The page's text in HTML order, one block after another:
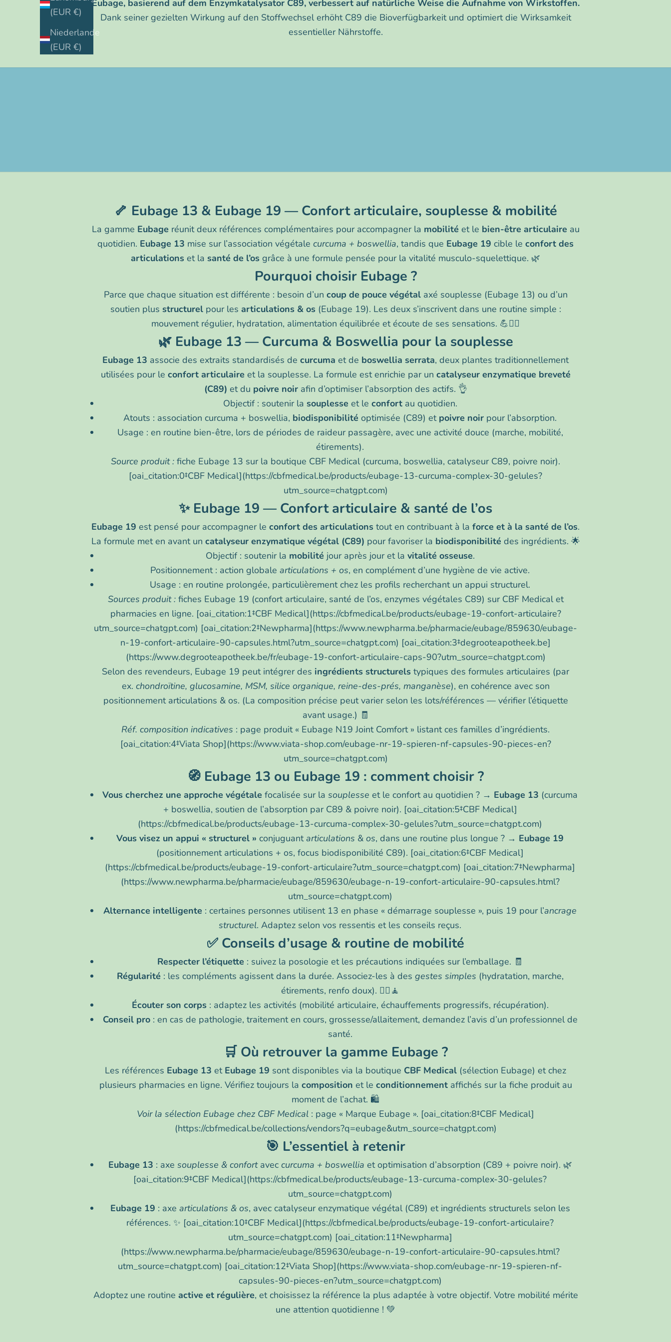
(EUR €)
Niederlande
(EUR €)
Eubage, basierend auf dem Enzymkatalysator C89, verbessert auf natürliche Weise die Aufnahme von Wirkstoffen.
Dank seiner gezielten Wirkung auf den Stoffwechsel erhöht C89 die Bioverfügbarkeit und optimiert die Wirksamkeit
essentieller Nährstoffe.
🦴 Eubage 13 & Eubage 19 — Confort articulaire, souplesse & mobilité
La gamme Eubage réunit deux références complémentaires pour accompagner la mobilité et le bien-être articulaire au
quotidien. Eubage 13 mise sur l’association végétale curcuma + boswellia, tandis que Eubage 19 cible le confort des
articulations et la santé de l’os grâce à une formule pensée pour la vitalité musculo-squelettique. 🌿
Pourquoi choisir Eubage ?
Parce que chaque situation est différente : besoin d’un coup de pouce végétalaxé souplesse (Eubage 13) ou d’un
soutien plus structurelpour les articulations & os (Eubage 19). Les deux s’inscrivent dans une routine simple :
mouvement régulier, hydratation, alimentation équilibrée et écoute de ses sensations. 💪🚶‍♀️
🌿 Eubage 13 — Curcuma & Boswellia pour la souplesse
Eubage 13 associe des extraits standardisés de curcuma et de boswellia serrata, deux plantes traditionnellement
utilisées pour le confort articulaire et la souplesse. La formule est enrichie par un catalyseur enzymatique breveté
(C89) et du poivre noirafin d’optimiser l’absorption des actifs. 👌
Objectif : soutenir la souplesse et le confortau quotidien.
Atouts : association curcuma + boswellia, biodisponibilité optimisée (C89) et poivre noir pour l’absorption.
Usage : en routine bien-être, lors de périodes de raideur passagère, avec une activité douce (marche, mobilité,
étirements).
Source produit : fiche Eubage 13 sur la boutique CBF Medical (curcuma, boswellia, catalyseur C89, poivre noir).
[oai_citation:0‡CBF Medical](https://cbfmedical.be/products/eubage-13-curcuma-complex-30-gelules?
utm_source=chatgpt.com)
✨ Eubage 19 — Confort articulaire & santé de l’os
Eubage 19 est pensé pour accompagner le confort des articulations tout en contribuant à la force et à la santé de l’os.
La formule met en avant un catalyseur enzymatique végétal (C89) pour favoriser la biodisponibilité des ingrédients. 🌟
Objectif : soutenir la mobilité jour après jour et la vitalité osseuse.
Positionnement : action globale articulations + os, en complément d’une hygiène de vie active.
Usage : en routine prolongée, particulièrement chez les profils recherchant un appui structurel.
Sources produit :fiches Eubage 19 (confort articulaire, santé de l’os, enzymes végétales C89) sur CBF Medical et
pharmacies en ligne. [oai_citation:1‡CBF Medical](https://cbfmedical.be/products/eubage-19-confort-articulaire?
utm_source=chatgpt.com) [oai_citation:2‡Newpharma](https://www.newpharma.be/pharmacie/eubage/859630/eubage-
n-19-confort-articulaire-90-capsules.html?utm_source=chatgpt.com) [oai_citation:3‡degrooteapotheek.be]
(https://www.degrooteapotheek.be/fr/eubage-19-confort-articulaire-caps-90?utm_source=chatgpt.com)
Selon des revendeurs, Eubage 19 peut intégrer des ingrédients structurels typiques des formules articulaires (par
ex. chondroïtine, glucosamine, MSM, silice organique, reine-des-prés, manganèse), en cohérence avec son
positionnement articulations & os. (La composition précise peut varier selon les lots/références — vérifier l’étiquette
avant usage.) 🧾
Réf. composition indicatives : page produit « Eubage N19 Joint Comfort » listant ces familles d’ingrédients.
[oai_citation:4‡Viata Shop](https://www.viata-shop.com/eubage-nr-19-spieren-nf-capsules-90-pieces-en?
utm_source=chatgpt.com)
🧭 Eubage 13 ou Eubage 19 : comment choisir ?
Vous cherchez une approche végétale focalisée sur la souplesse et le confort au quotidien ? → Eubage 13 (curcuma
+ boswellia, soutien de l’absorption par C89 & poivre noir). [oai_citation:5‡CBF Medical]
(https://cbfmedical.be/products/eubage-13-curcuma-complex-30-gelules?utm_source=chatgpt.com)
Vous visez un appui « structurel » conjuguantarticulations & os, dans une routine plus longue ? → Eubage 19
(positionnement articulations + os, focus biodisponibilité C89). [oai_citation:6‡CBF Medical]
(https://cbfmedical.be/products/eubage-19-confort-articulaire?utm_source=chatgpt.com) [oai_citation:7‡Newpharma]
(https://www.newpharma.be/pharmacie/eubage/859630/eubage-n-19-confort-articulaire-90-capsules.html?
utm_source=chatgpt.com)
Alternance intelligente : certaines personnes utilisent 13 en phase « démarrage souplesse », puis 19 pour l’ancrage
structurel. Adaptez selon vos ressentis et les conseils reçus.
✅ Conseils d’usage & routine de mobilité
Respecter l’étiquette : suivez la posologie et les précautions indiquées sur l’emballage. 🧾
Régularité : les compléments agissent dans la durée. Associez-les à des gestes simples (hydratation, marche,
étirements, renfo doux). 🚶‍♂️🧘
Écouter son corps : adaptez les activités (mobilité articulaire, échauffements progressifs, récupération).
Conseil pro: en cas de pathologie, traitement en cours, grossesse/allaitement, demandez l’avis d’un professionnel de
santé.
🛒 Où retrouver la gamme Eubage ?
Les références Eubage 13 et Eubage 19 sont disponibles via la boutique CBF Medical (sélection Eubage) et chez
plusieurs pharmacies en ligne. Vérifiez toujours la composition et le conditionnementaffichés sur la fiche produit au
moment de l’achat. 🛍️
Voir la sélection Eubage chez CBF Medical : page « Marque Eubage ». [oai_citation:8‡CBF Medical]
(https://cbfmedical.be/collections/vendors?q=eubage&utm_source=chatgpt.com)
🎯 L’essentiel à retenir
Eubage 13 : axe souplesse & confortavec curcuma + boswellia et optimisation d’absorption (C89 + poivre noir). 🌿
[oai_citation:9‡CBF Medical](https://cbfmedical.be/products/eubage-13-curcuma-complex-30-gelules?
utm_source=chatgpt.com)
Eubage 19 : axe articulations & os, avec catalyseur enzymatique végétal (C89) et ingrédients structurels selon les
références. ✨ [oai_citation:10‡CBF Medical](https://cbfmedical.be/products/eubage-19-confort-articulaire?
utm_source=chatgpt.com) [oai_citation:11‡Newpharma]
(https://www.newpharma.be/pharmacie/eubage/859630/eubage-n-19-confort-articulaire-90-capsules.html?
utm_source=chatgpt.com) [oai_citation:12‡Viata Shop](https://www.viata-shop.com/eubage-nr-19-spieren-nf-
capsules-90-pieces-en?utm_source=chatgpt.com)
Adoptez une routine active et régulière, et choisissez la référence la plus adaptée à votre objectif. Votre mobilité mérite
une attention quotidienne ! 💚